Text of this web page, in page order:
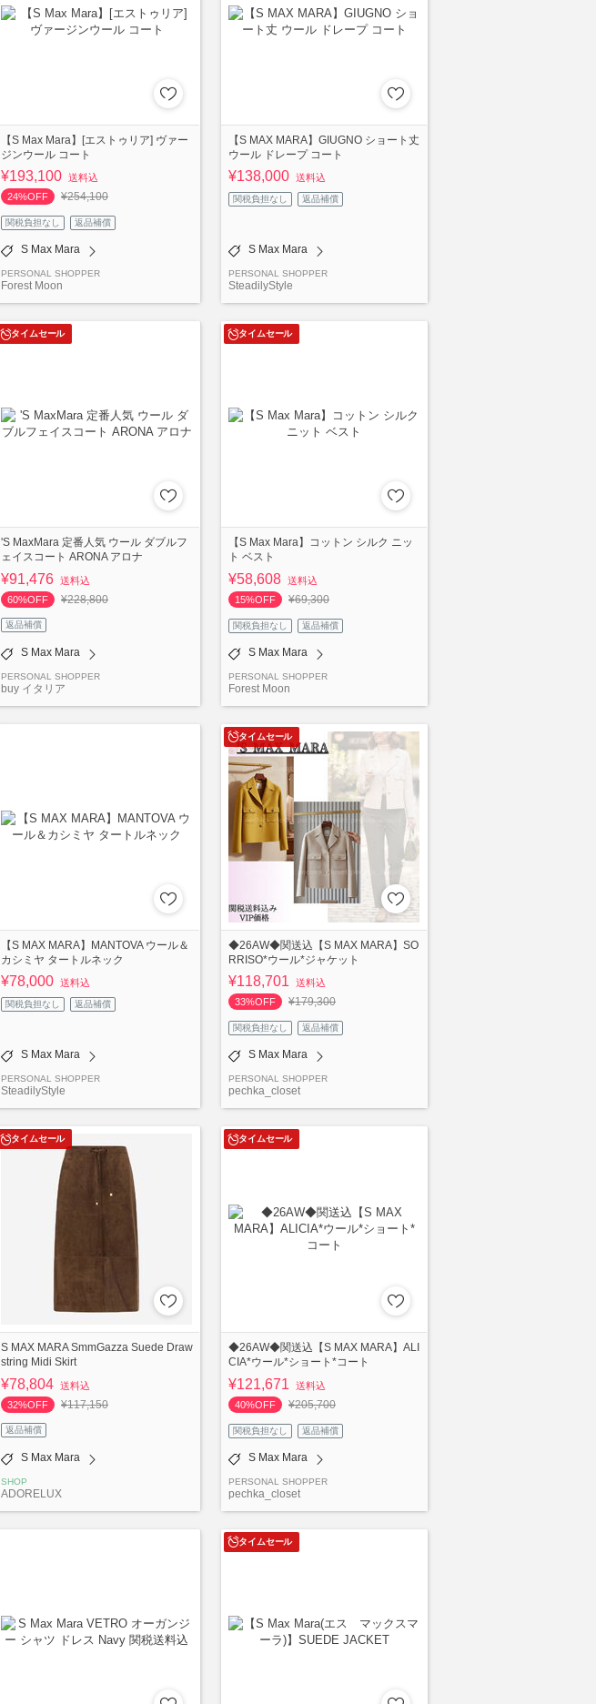
【S Max Mara】[エストゥリア] ヴァー
ジンウール コート
¥193,100 送料込
24%OFF
¥254,100
関税負担なし 返品補償
S Max Mara
PERSONAL SHOPPER
Forest Moon
【S MAX MARA】GIUGNO ショート丈
ウール ドレープ コート
¥138,000 送料込
関税負担なし 返品補償
S Max Mara
PERSONAL SHOPPER
SteadilyStyle
タイムセール
'S MaxMara 定番人気 ウール ダブルフ
ェイスコート ARONA アロナ
¥91,476 送料込
60%OFF
¥228,800
返品補償
S Max Mara
PERSONAL SHOPPER
buy イタリア
タイムセール
【S Max Mara】コットン シルク ニッ
ト ベスト
¥58,608 送料込
15%OFF
¥69,300
関税負担なし 返品補償
S Max Mara
PERSONAL SHOPPER
Forest Moon
【S MAX MARA】MANTOVA ウール＆
カシミヤ タートルネック
¥78,000 送料込
関税負担なし 返品補償
S Max Mara
PERSONAL SHOPPER
SteadilyStyle
タイムセール
◆26AW◆関送込【S MAX MARA】SO
RRISO*ウール*ジャケット
¥118,701
送料込
33%OFF
¥179,300
関税負担なし 返品補償
S Max Mara
PERSONAL SHOPPER
pechka_closet
タイムセール
S MAX MARA SmmGazza Suede Draw
string Midi Skirt
¥78,804 送料込
32%OFF
¥117,150
返品補償
S Max Mara
SHOP
ADORELUX
タイムセール
◆26AW◆関送込【S MAX MARA】ALI
CIA*ウール*ショート*コート
¥121,671
送料込
40%OFF
¥205,700
関税負担なし 返品補償
S Max Mara
PERSONAL SHOPPER
pechka_closet
タイムセール